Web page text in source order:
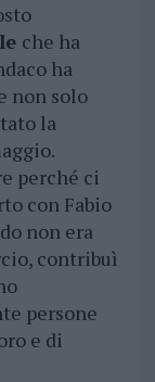
che ha
ha
non solo
la
perché ci
con Fabio
non era
contribuì
persone
e di